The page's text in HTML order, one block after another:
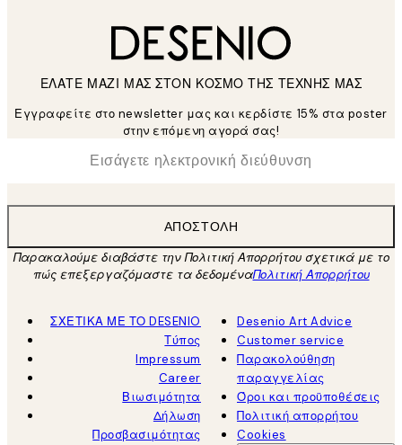
ΕΛΑΤΕ ΜΑΖΙ ΜΑΣ ΣΤΟΝ ΚΟΣΜΟ ΤΗΣ ΤΕΧΝΗΣ ΜΑΣ
Εγγραφείτε στο newsletter μας και κερδίστε 15% στα poster
στην επόμενη αγορά σας!
Ηλεκτρονική Διεύθυνση
ΑΠΟΣΤΟΛΉ
Παρακαλούμε διαβάστε την Πολιτική Απορρήτου σχετικά με το
πώς επεξεργαζόμαστε τα δεδομέναΠολιτική Απορρήτου
ΣΧΕΤΙΚΑ ΜΕ ΤΟ DESENIO
Τύπος
Impressum
Career
Βιωσιμότητα
Δήλωση
Προσβασιμότητας
Desenio Art Advice
Customer service
Παρακολούθηση
παραγγελίας
Όροι και προϋποθέσεις
Πολιτική απορρήτου
Cookies